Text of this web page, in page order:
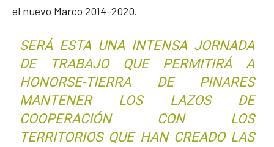
el nuevo Marco 2014-2020.
SERÁ ESTA UNA INTENSA JORNADA
DE TRABAJO QUE PERMITIRÁ A
HONORSE-TIERRA DE PINARES
MANTENER LOS LAZOS DE
COOPERACIÓN CON LOS
TERRITORIOS QUE HAN CREADO LAS